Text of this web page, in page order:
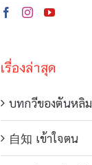
เรื่องล่าสุด
บทกวีของตันหลิม
自知 เข้าใจตน